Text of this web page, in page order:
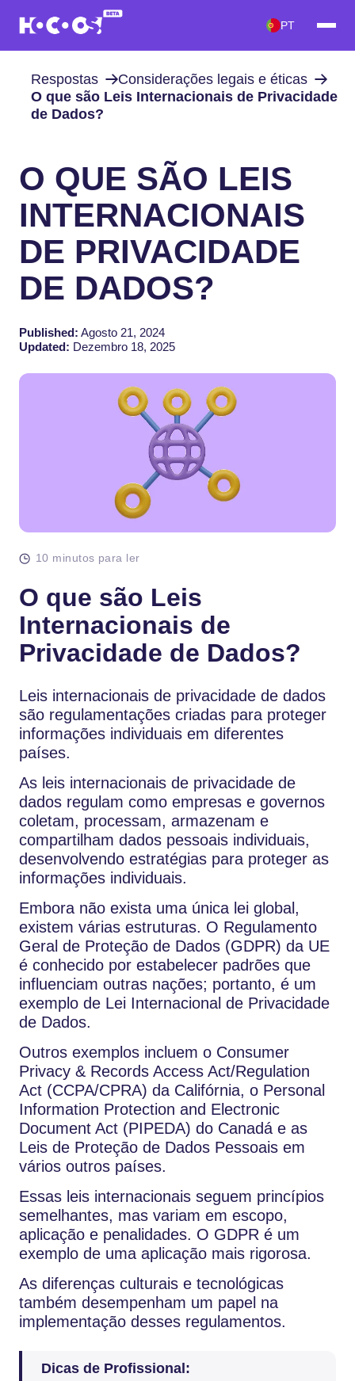
PT
Respostas
Considerações legais e éticas
O que são Leis Internacionais de Privacidade
de Dados?
O QUE SÃO LEIS
INTERNACIONAIS
DE PRIVACIDADE
DE DADOS?
Published: Agosto 21, 2024
Updated: Dezembro 18, 2025
10 minutos para ler
O que são Leis
Internacionais de
Privacidade de Dados?
Leis internacionais de privacidade de dados
são regulamentações criadas para proteger
informações individuais em diferentes
países.
As leis internacionais de privacidade de
dados regulam como empresas e governos
coletam, processam, armazenam e
compartilham dados pessoais individuais,
desenvolvendo estratégias para proteger as
informações individuais.
Embora não exista uma única lei global,
existem várias estruturas. O Regulamento
Geral de Proteção de Dados (GDPR) da UE
é conhecido por estabelecer padrões que
influenciam outras nações; portanto, é um
exemplo de Lei Internacional de Privacidade
de Dados.
Outros exemplos incluem o Consumer
Privacy & Records Access Act/Regulation
Act (CCPA/CPRA) da Califórnia, o Personal
Information Protection and Electronic
Document Act (PIPEDA) do Canadá e as
Leis de Proteção de Dados Pessoais em
vários outros países.
Essas leis internacionais seguem princípios
semelhantes, mas variam em escopo,
aplicação e penalidades. O GDPR é um
exemplo de uma aplicação mais rigorosa.
As diferenças culturais e tecnológicas
também desempenham um papel na
implementação desses regulamentos.
Dicas de Profissional: